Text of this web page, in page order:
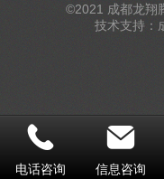
©2021 成都龙翔
技术支持：
电话咨询 信息咨询